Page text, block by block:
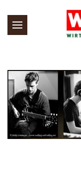
Skip to main